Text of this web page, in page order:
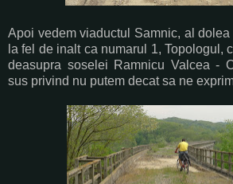
Apoi vedem viaductul Samnic, al
la fel de inalt ca numarul 1, Topologul,
deasupra soselei Ramnicu Valcea -
sus privind nu putem decat sa ne